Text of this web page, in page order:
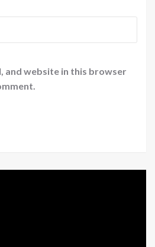
and website in this browser